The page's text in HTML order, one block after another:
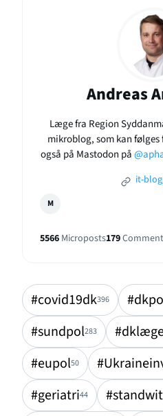
Andreas
Læge fra Region
mikroblog, som kan
også på Mastodon på
it-
M
5566 Microposts179
#covid19dk396
#sundpol283
#eupol50
#geriatri44